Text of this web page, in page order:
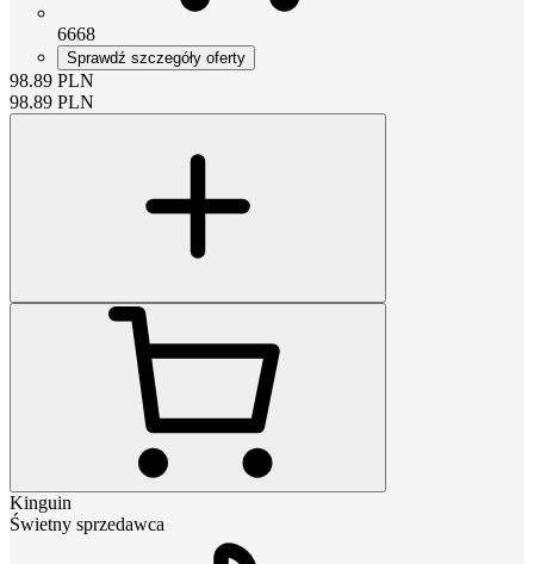
6668
Sprawdź szczegóły oferty
98.89 PLN
98.89 PLN
Kinguin
Świetny sprzedawca